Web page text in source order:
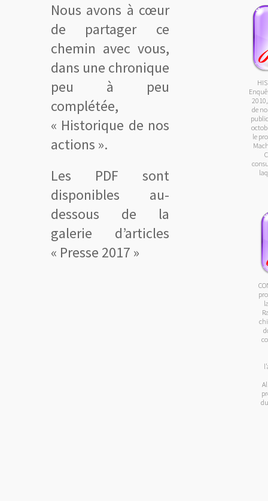
Nous avons à cœur
de partager ce
chemin avec vous,
dans une chronique
peu à peu
complétée,
« Historique de nos
actions ».
Les PDF sont
disponibles au-
dessous de la
galerie d’articles
« Presse 2017 »
de
le